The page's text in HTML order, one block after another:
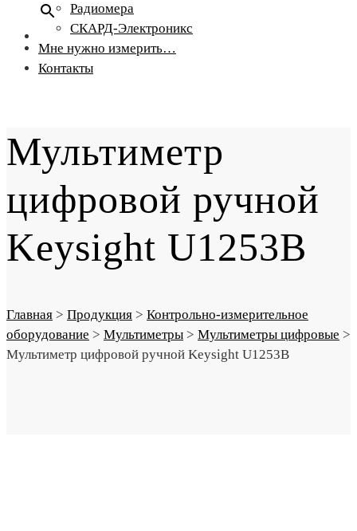
Радиомера
СКАРД-Электроникс
Мне нужно измерить…
Контакты
Мультиметр
цифровой ручной
Keysight U1253B
Главная > Продукция > Контрольно-измерительное
оборудование > Мультиметры > Мультиметры цифровые >
Мультиметр цифровой ручной Keysight U1253B